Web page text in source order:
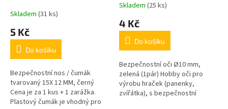
Skladem (31 ks)
5 Kč
Do košíku
Bezpečnostní nos / čumák
tvarovaný 15X 12 MM, černý
Cena je za 1 kus + 1 zarážka.
Plastový čumák je vhodný pro
Průměrné
produktu
5,0
5
hvězdiček.
Skladem (25 ks)
4 Kč
Do košíku
Bezpečnostní oči Ø10 mm,
zelená (1pár) Hobby oči pro
výrobu hraček (panenky,
zvířátka), s bezpečnostní